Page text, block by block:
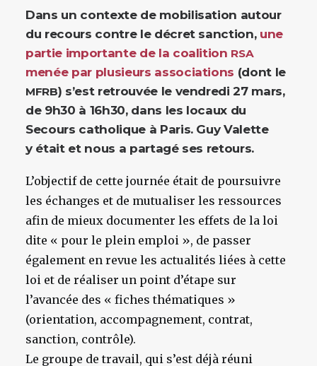
Dans un contexte de mobilisation autour
du recours contre le décret sanction, une
partie importante de la coalition RSA
menée par plusieurs associations (dont le
MFRB) s’est retrouvée le vendredi 27 mars,
de 9h30 à 16h30, dans les locaux du
Secours catholique à Paris. Guy Valette
y était et nous a partagé ses retours.
L’objectif de cette journée était de poursuivre
les échanges et de mutualiser les ressources
afin de mieux documenter les effets de la loi
dite « pour le plein emploi », de passer
également en revue les actualités liées à cette
loi et de réaliser un point d’étape sur
l’avancée des « fiches thématiques »
(orientation, accompagnement, contrat,
sanction, contrôle).
Le groupe de travail, qui s’est déjà réuni